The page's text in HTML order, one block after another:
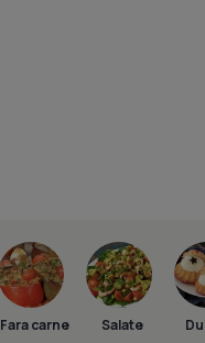
Fara carne Salate